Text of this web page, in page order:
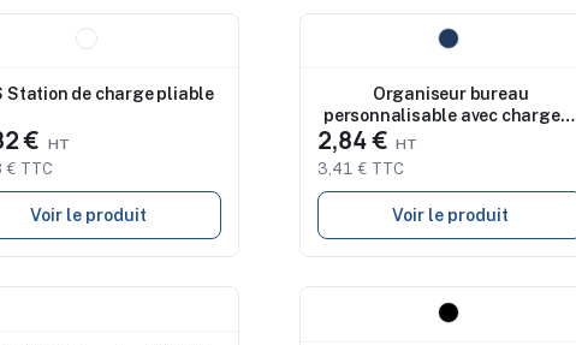
Station de charge pliable
€
€ TTC
Voir le produit
Organiseur bureau
personnalisable avec chargeur
2,84 €
3,41 € TTC
Voir le produit